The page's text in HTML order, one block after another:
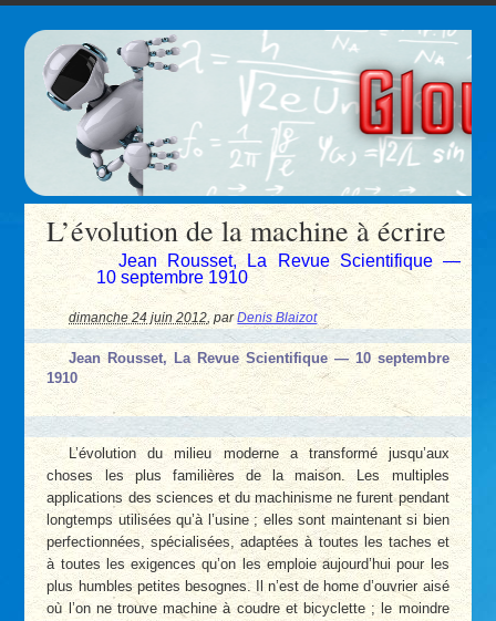
L’évolution de la machine à écrire
Jean Rousset, La Revue Scientifique —
10 septembre 1910
dimanche 24 juin 2012,parDenis Blaizot
Jean Rousset, La Revue Scientifique — 10 septembre
1910
L’évolution du milieu moderne a transformé jusqu’aux
choses les plus familières de la maison. Les multiples
applications des sciences et du machinisme ne furent pendant
longtemps utilisées qu’à l’usine ; elles sont maintenant si bien
perfectionnées, spécialisées, adaptées à toutes les taches et
à toutes les exigences qu’on les emploie aujourd’hui pour les
plus humbles petites besognes. Il n’est de home d’ouvrier aisé
où l’on ne trouve machine à coudre et bicyclette ; le moindre